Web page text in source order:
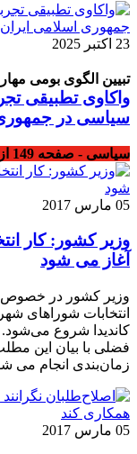
23 اکتبر 2025
تبیین الگوی بومی
واکاوی تطبیقی
سیاسی در
سیاسی - صفحه 149 از 154 - شرح آنلاین
05 مارس 2017
آغاز می شود
وزیر کشور در خصوص
کاندیدا شروع می‌شود.
فضلی با بیان این
زمان‌بندی انجام می
05 مارس 2017